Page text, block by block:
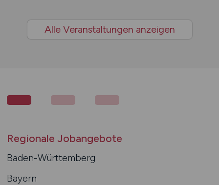
Alle Veranstaltungen anzeigen
Regionale Jobangebote
Baden-Württemberg
Bayern